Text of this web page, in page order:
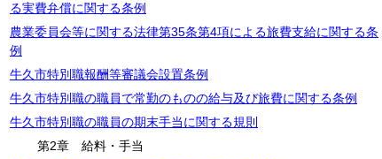
る実費弁償に関する条例
農業委員会等に関する法律第35条第4項による旅費支給に関する条
例
牛久市特別職報酬等審議会設置条例
牛久市特別職の職員で常勤のものの給与及び旅費に関する条例
牛久市特別職の職員の期末手当に関する規則
第2章 給料・手当